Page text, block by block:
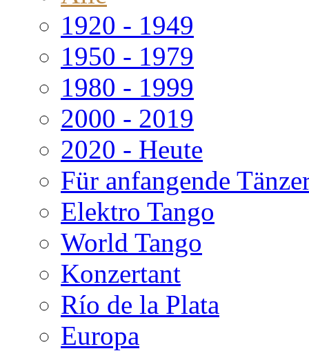
1920 - 1949
1950 - 1979
1980 - 1999
2000 - 2019
2020 - Heute
Für anfangende
Elektro Tango
World Tango
Konzertant
Río de la Plata
Europa